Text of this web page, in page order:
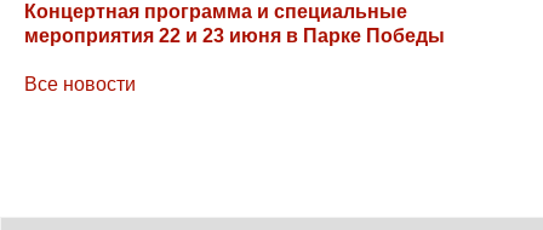
Концертная программа и специальные
мероприятия 22 и 23 июня в Парке Победы
Все новости